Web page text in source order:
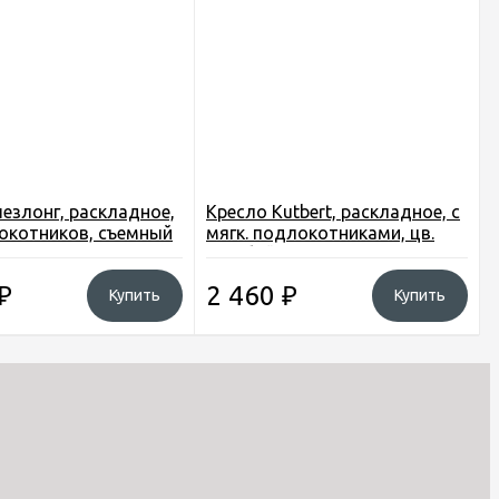
раскладное,
съемный
Купить
Кресло Kutbert, раскладное, с
мягк. подлокотниками, цв.
2 460 ₽ Купить